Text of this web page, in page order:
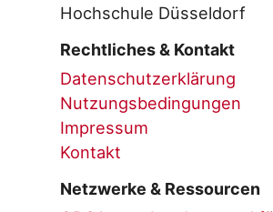
Hochschule Düsseldorf
Rechtliches & Kontakt
Datenschutzerklärung
Nutzungsbedingungen
Impressum
Kontakt
Netzwerke & Ressourcen